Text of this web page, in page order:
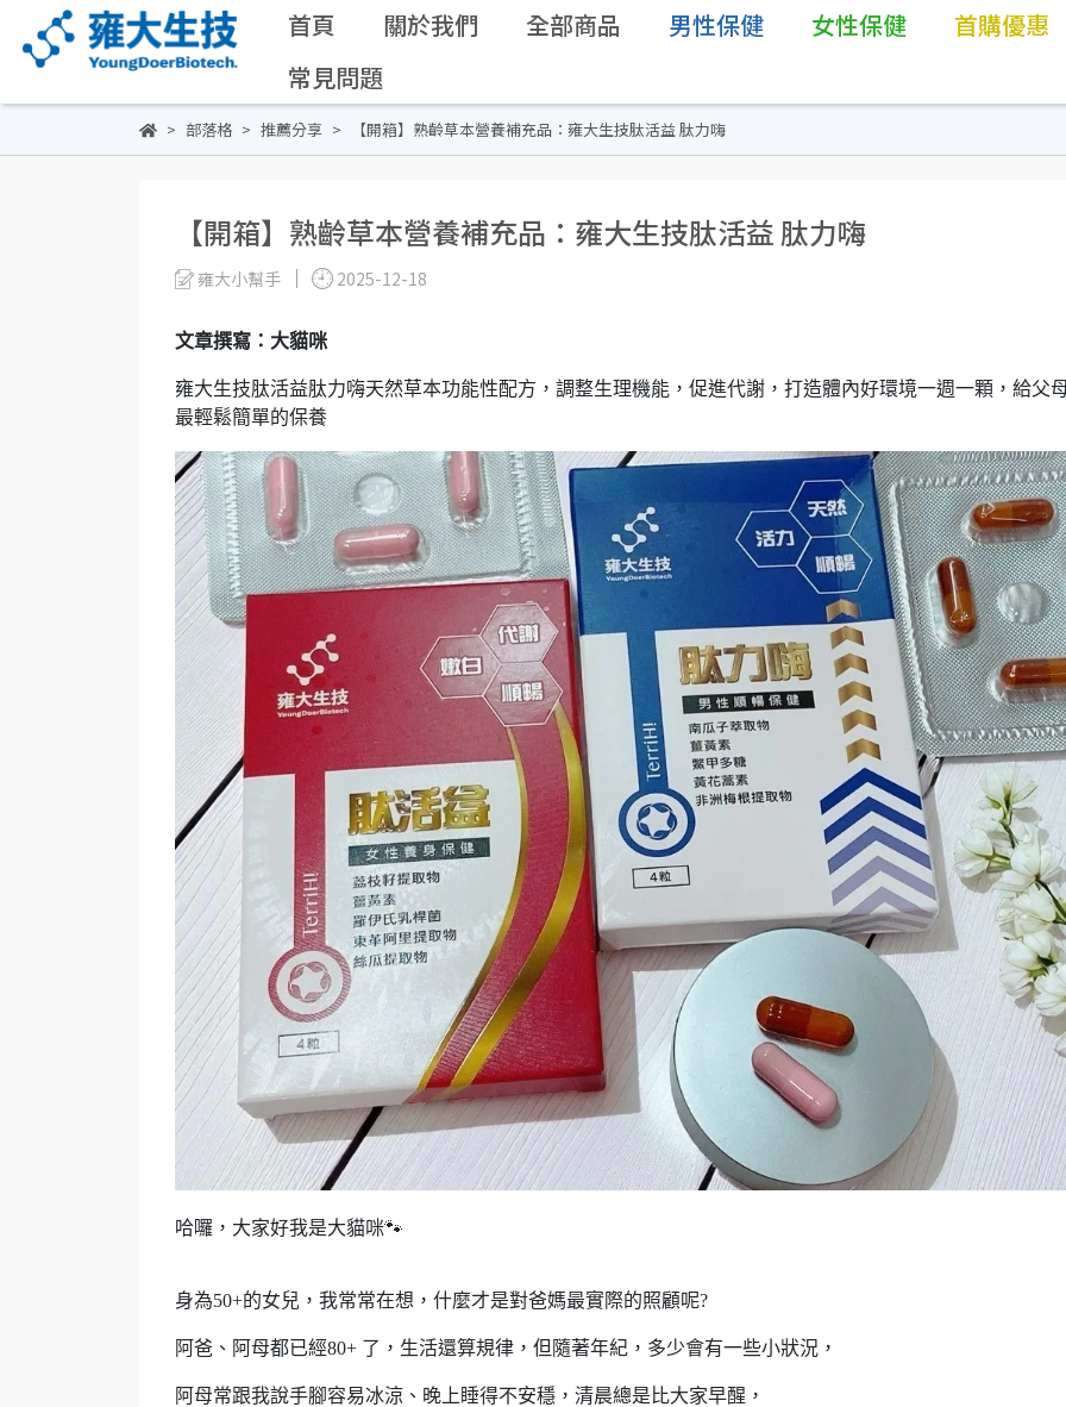
首頁 關於我們 全部商品 男性保健 女性保健
首購優惠
常見問題
部落格 推薦分享 【開箱】熟齡草本營養補充品：雍大生技肽活益 肽力嗨
【開箱】熟齡草本營養補充品：雍大生技肽活益 肽力嗨
雍大小幫手 2025-12-18
文章撰寫：大貓咪
雍大生技肽活益肽力嗨天然草本功能性配方，調整生理機能，促進代謝，打造體內好環境一週一顆，給父
最輕鬆簡單的保養
哈囉，大家好我是大貓咪🐾
身為50+的女兒，我常常在想，什麼才是對爸媽最實際的照顧呢?
阿爸、阿母都已經80+ 了，生活還算規律，但隨著年紀，多少會有一些小狀況，
阿母常跟我說手腳容易冰涼、晚上睡得不安穩，清晨總是比大家早醒，